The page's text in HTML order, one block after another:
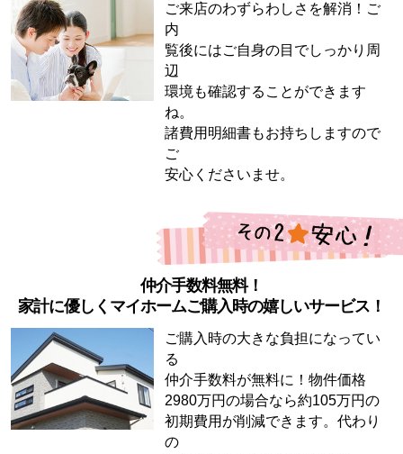
ご来店のわずらわしさを解消！ご
内
覧後にはご自身の目でしっかり周
辺
環境も確認することができます
ね。
諸費用明細書もお持ちしますので
ご
安心くださいませ。
仲介手数料無料！
家計に優しくマイホームご購入時の嬉しいサービス！
ご購入時の大きな負担になってい
る
仲介手数料が無料に！物件価格
2980万円の場合なら約105万円の
初期費用が削減できます。代わり
の